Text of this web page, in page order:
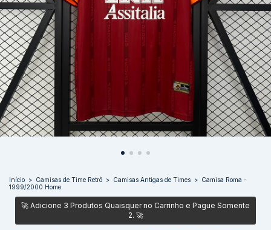
Início > Camisas de Time Retrô > Camisas Antigas de Times > Camisa Roma -
1999/2000 Home